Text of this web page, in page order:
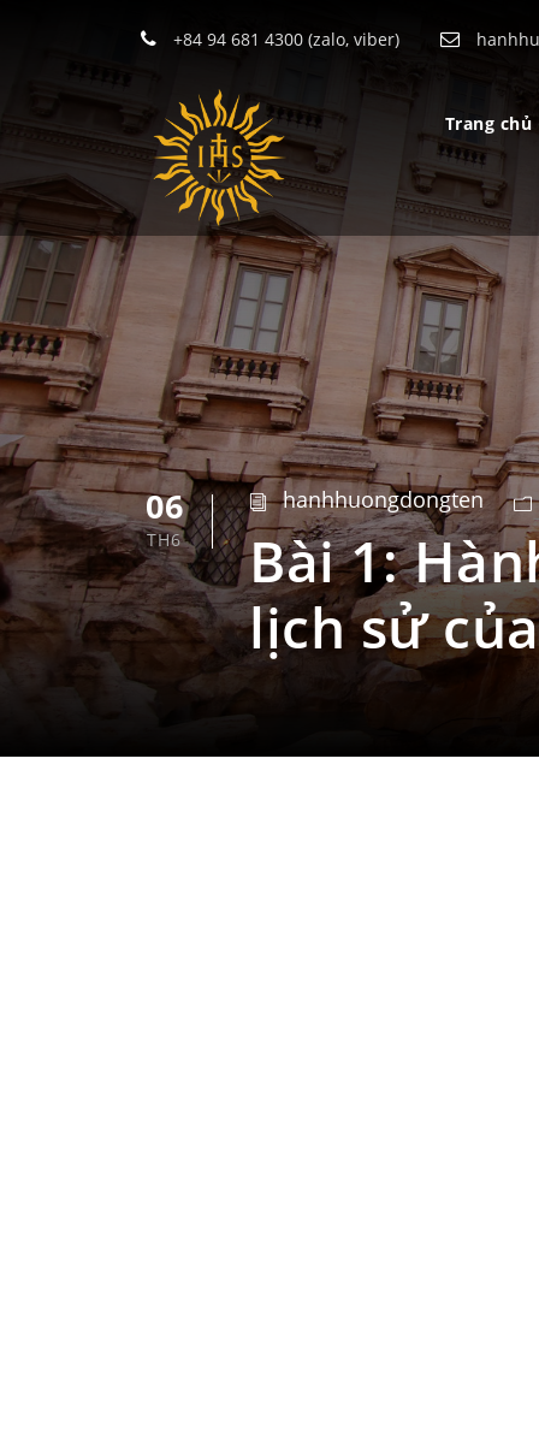
+84 94 681 4300 (zalo, viber)
Trang chủ
06
TH6
hanhhuongdongten
Bài 1:
lịch sử